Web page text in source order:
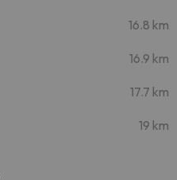
16.8 km
16.9 km
17.7 km
19 km